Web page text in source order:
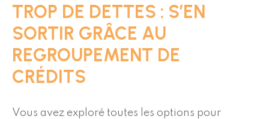
TROP DE DETTES : S’EN
SORTIR GRÂCE AU
REGROUPEMENT DE
CRÉDITS
Vous avez exploré toutes les options pour